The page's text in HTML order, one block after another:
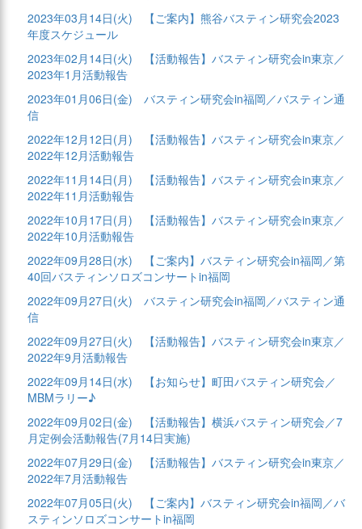
2023年03月14日(火)
【ご案内】熊谷バスティン研究会2023
年度スケジュール
2023年02月14日(火)
【活動報告】バスティン研究会in東京／
2023年1月活動報告
2023年01月06日(金)
バスティン研究会in福岡／バスティン通
信
2022年12月12日(月)
【活動報告】バスティン研究会in東京／
2022年12月活動報告
2022年11月14日(月)
【活動報告】バスティン研究会in東京／
2022年11月活動報告
2022年10月17日(月)
【活動報告】バスティン研究会in東京／
2022年10月活動報告
2022年09月28日(水)
【ご案内】バスティン研究会in福岡／第
40回バスティンソロズコンサートin福岡
2022年09月27日(火)
バスティン研究会in福岡／バスティン通
信
2022年09月27日(火)
【活動報告】バスティン研究会in東京／
2022年9月活動報告
2022年09月14日(水)
【お知らせ】町田バスティン研究会／
MBMラリー♪
2022年09月02日(金)
【活動報告】横浜バスティン研究会／7
月定例会活動報告(7月14日実施)
2022年07月29日(金)
【活動報告】バスティン研究会in東京／
2022年7月活動報告
2022年07月05日(火)
【ご案内】バスティン研究会in福岡／バ
スティンソロズコンサートin福岡